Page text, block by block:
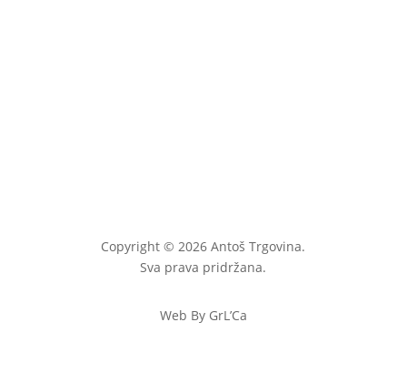
Copyright © 2026 Antoš Trgovina.
Sva prava pridržana.
Web By GrL’Ca